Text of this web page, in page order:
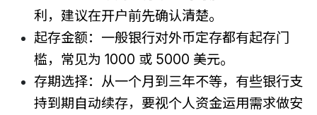
利，建议在开户前先确认清楚。
起存金额：一般银行对外币定存都有起存门
槛，常见为 1000 或 5000 美元。
存期选择：从一个月到三年不等，有些银行支
持到期自动续存，要视个人资金运用需求做安